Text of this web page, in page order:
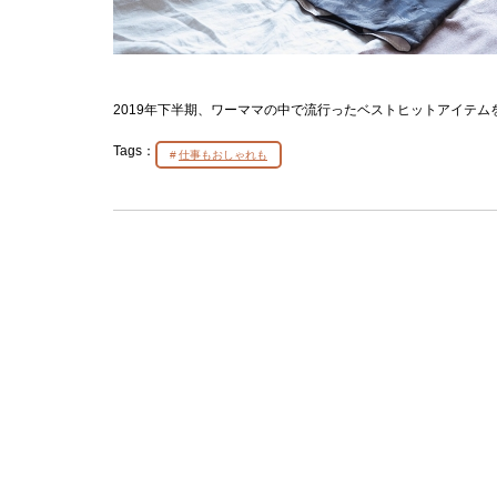
2019年下半期、ワーママの中で流行ったベストヒットアイテム
Tags： 仕事もおしゃれも